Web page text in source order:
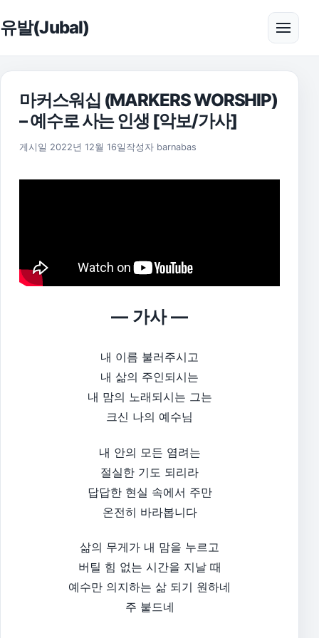
유발(Jubal) 메뉴
마커스워십 (MARKERS WORSHIP)
– 예수로 사는 인생 [악보/가사]
게시일 2022년 12월 16일 2025년 11월 17일
작성자 barnabas
— 가사 —
내 이름 불러주시고
내 삶의 주인되시는
내 맘의 노래되시는 그는
크신 나의 예수님
내 안의 모든 염려는
절실한 기도 되리라
답답한 현실 속에서 주만
온전히 바라봅니다
삶의 무게가 내 맘을 누르고
버틸 힘 없는 시간을 지날 때
예수만 의지하는 삶 되기 원하네
주 붙드네